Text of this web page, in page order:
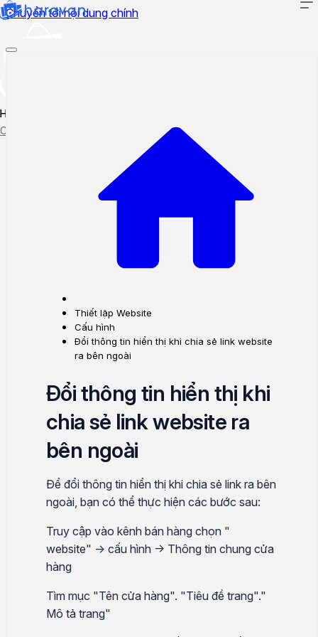
Chuyển tới nội dung chính
Hướng dẫn sử dụng
Cập nhật tính năng mới
Theo dõi ticket
Thiết lập Website
Cấu hình
Đổi thông tin hiển thị khi chia sẻ link website
ra bên ngoài
Đổi thông tin hiển thị khi
chia sẻ link website ra
bên ngoài
Để đổi thông tin hiển thị khi chia sẻ link ra bên
ngoài, bạn có thể thực hiện các bước sau:
Truy cập vào kênh bán hàng chọn "
website" -> cấu hình -> Thông tin chung cửa
hàng
Tìm mục "Tên cửa hàng". "Tiêu đề trang"."
Mô tả trang"